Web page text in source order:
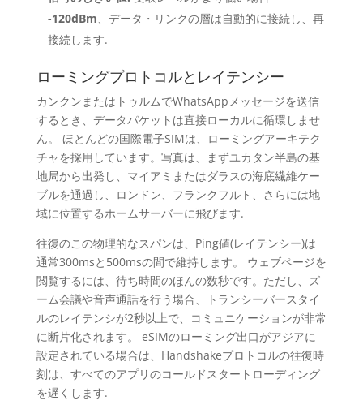
-120dBm、データ・リンクの層は自動的に接続し、再
接続します.
ローミングプロトコルとレイテンシー
カンクンまたはトゥルムでWhatsAppメッセージを送信
するとき、データパケットは直接ローカルに循環しませ
ん。 ほとんどの国際電子SIMは、ローミングアーキテク
チャを採用しています。写真は、まずユカタン半島の基
地局から出発し、マイアミまたはダラスの海底繊維ケー
ブルを通過し、ロンドン、フランクフルト、さらには地
域に位置するホームサーバーに飛びます.
往復のこの物理的なスパンは、Ping値(レイテンシー)は
通常300msと500msの間で維持します。 ウェブページを
閲覧するには、待ち時間のほんの数秒です。ただし、ズ
ーム会議や音声通話を行う場合、トランシーバースタイ
ルのレイテンシが2秒以上で、コミュニケーションが非常
に断片化されます。 eSIMのローミング出口がアジアに
設定されている場合は、Handshakeプロトコルの往復時
刻は、すべてのアプリのコールドスタートローディング
を遅くします.